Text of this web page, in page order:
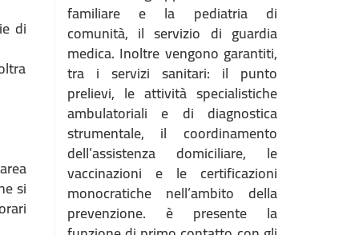
di
si
familiare e la pediatria di
comunità, il servizio di guardia
medica. Inoltre vengono garantiti,
tra i servizi sanitari: il punto
prelievi, le attività specialistiche
ambulatoriali e di diagnostica
strumentale, il coordinamento
dell’assistenza domiciliare, le
vaccinazioni e le certificazioni
monocratiche nell’ambito della
prevenzione. è presente la